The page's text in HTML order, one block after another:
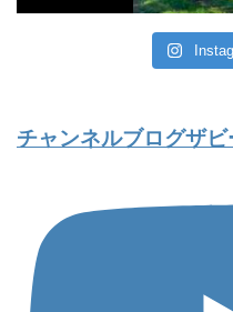
チャンネルブログザビ